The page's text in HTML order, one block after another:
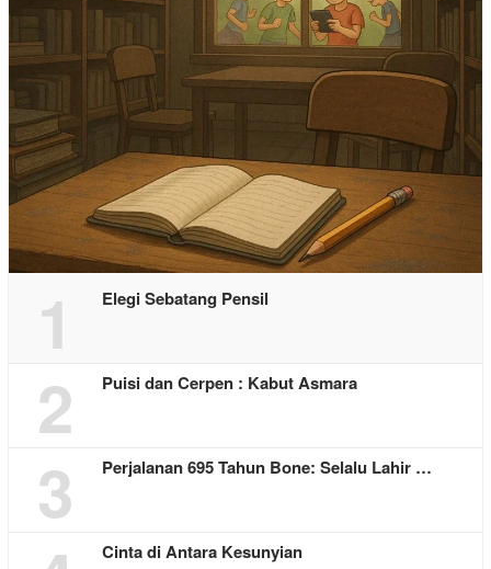
1 Elegi Sebatang Pensil
2 Puisi dan Cerpen : Kabut Asmara
3 Perjalanan 695 Tahun Bone: Selalu Lahir …
Cinta di Antara Kesunyian